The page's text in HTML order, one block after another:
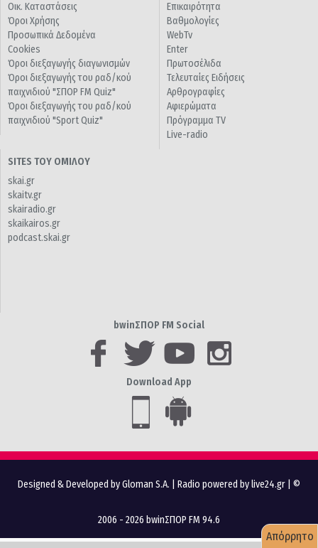
Οικ. Καταστάσεις
Όροι Χρήσης
Προσωπικά Δεδομένα
Cookies
Όροι διεξαγωγής διαγωνισμών
Όροι διεξαγωγής του ραδ/κού
παιχνιδιού "ΣΠΟΡ FM Quiz"
Όροι διεξαγωγής του ραδ/κού
παιχνιδιού "Sport Quiz"
Επικαιρότητα
Βαθμολογίες
WebTv
Enter
Πρωτοσέλιδα
Τελευταίες Ειδήσεις
Αρθρογραφίες
Αφιερώματα
Πρόγραμμα TV
Live-radio
SITES ΤΟΥ ΟΜΙΛΟΥ
skai.gr
skaitv.gr
skairadio.gr
skaikairos.gr
podcast.skai.gr
bwinΣΠΟΡ FM Social
Download App
Designed & Developed by Gloman S.A. Radio powered by live24.gr | ©
2006 - 2026 bwinΣΠΟΡ FM 94.6
Απόρρητο